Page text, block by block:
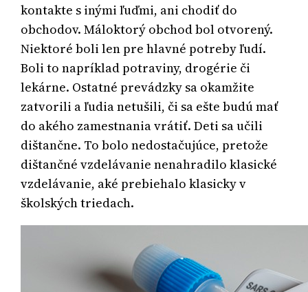
kontakte s inými ľuďmi, ani chodiť do
obchodov. Máloktorý obchod bol otvorený.
Niektoré boli len pre hlavné potreby ľudí.
Boli to napríklad potraviny, drogérie či
lekárne. Ostatné prevádzky sa okamžite
zatvorili a ľudia netušili, či sa ešte budú mať
do akého zamestnania vrátiť. Deti sa učili
dištančne. To bolo nedostačujúce, pretože
dištančné vzdelávanie nenahradilo klasické
vzdelávanie, aké prebiehalo klasicky v
školských triedach.